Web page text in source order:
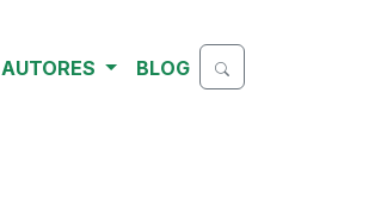
AUTORES BLOG